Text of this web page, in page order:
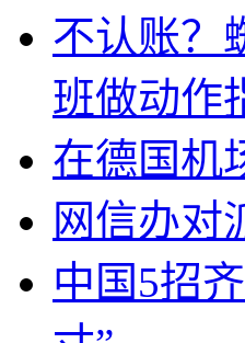
不认账？
班做动作
在德国机
网信办对
中国5招